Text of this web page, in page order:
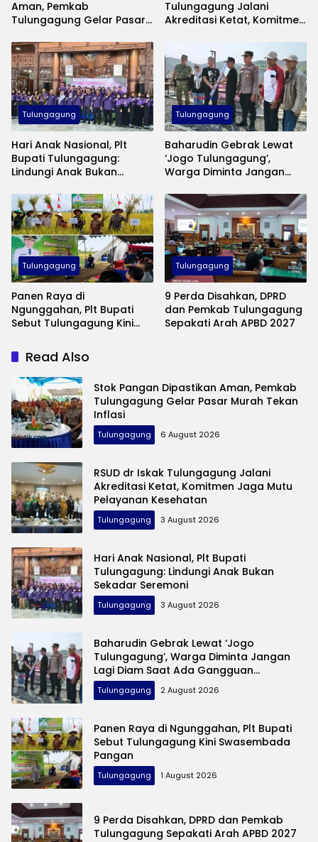
Aman, Pemkab
Tulungagung Gelar Pasar
Tulungagung Jalani
Akreditasi Ketat, Komitmen
Tulungagung
Hari Anak Nasional, Plt
Bupati Tulungagung:
Lindungi Anak Bukan
Tulungagung
Baharudin Gebrak Lewat
‘Jogo Tulungagung’,
Warga Diminta Jangan
Gangguan Keamanan
Tulungagung
Panen Raya di
Ngunggahan, Plt Bupati
Sebut Tulungagung Kini
Tulungagung
9 Perda Disahkan, DPRD
dan Pemkab Tulungagung
Sepakati Arah APBD 2027
Read Also
Stok Pangan Dipastikan Aman, Pemkab
Tulungagung Gelar Pasar Murah Tekan
Inflasi
Tulungagung 6 August 2026
RSUD dr Iskak Tulungagung Jalani
Akreditasi Ketat, Komitmen Jaga Mutu
Pelayanan Kesehatan
Tulungagung 3 August 2026
Hari Anak Nasional, Plt Bupati
Tulungagung: Lindungi Anak Bukan
Sekadar Seremoni
Tulungagung 3 August 2026
Baharudin Gebrak Lewat ‘Jogo
Tulungagung’, Warga Diminta Jangan
Lagi Diam Saat Ada Gangguan
Keamanan
Tulungagung 2 August 2026
Panen Raya di Ngunggahan, Plt Bupati
Sebut Tulungagung Kini Swasembada
Pangan
Tulungagung 1 August 2026
9 Perda Disahkan, DPRD dan Pemkab
Tulungagung Sepakati Arah APBD 2027